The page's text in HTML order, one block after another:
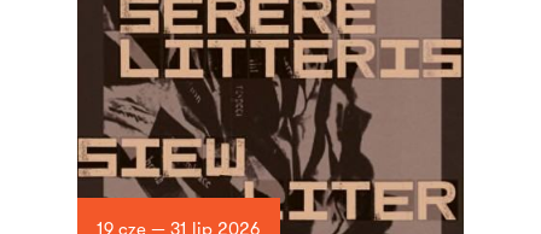
19 cze — 31 lip 2026